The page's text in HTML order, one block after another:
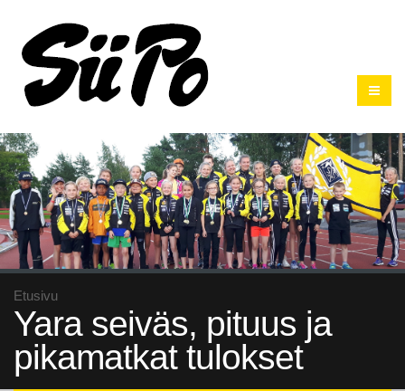
Etusivu
Yara seiväs, pituus ja
pikamatkat tulokset